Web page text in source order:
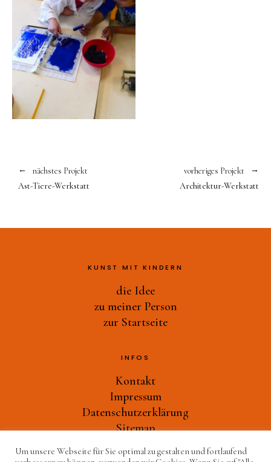
nächstes Projekt
Ast-Tiere-Werkstatt
vorheriges Projekt
Architektur-Werkstatt
KUNST MIT KINDERN
die Idee
zu meiner Person
zur Startseite
INFOS
Kontakt
Impressum
Datenschutzerklärung
Sitemap
Um unsere Webseite für Sie optimal zu gestalten und fortlaufend